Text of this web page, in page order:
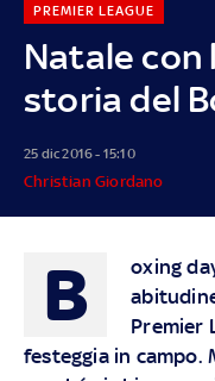
Natale con
storia del
PREMIER LEAGUE
25 dic 2016 - 15:10
Christian Giordano
B
oxing
Premier
festeggia in campo.